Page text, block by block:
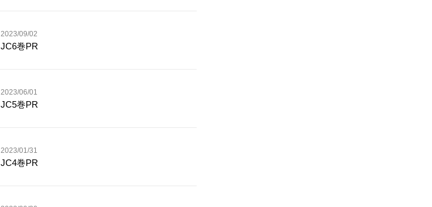
2023/09/02
JC6巻PR
2023/06/01
JC5巻PR
2023/01/31
JC4巻PR